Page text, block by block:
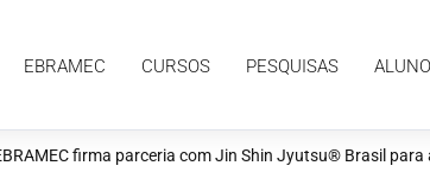
EBRAMEC CURSOS PESQUISAS ALUNO
firma parceria com Jin Shin Jyutsu® Brasil